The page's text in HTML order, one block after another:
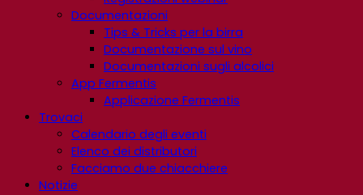
Documentazioni
Tips & Tricks per la birra
Documentazione sul vino
Documentazioni sugli alcolici
App Fermentis
Applicazione Fermentis
Trovaci
Calendario degli eventi
Elenco dei distributori
Facciamo due chiacchiere
Notizie